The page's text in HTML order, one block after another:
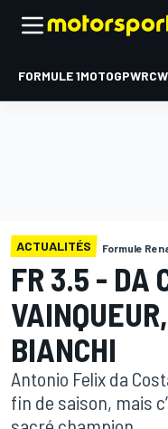
FORMULE 1MOTOGPWRC
ACTUALITÉS Formule
FR 3.5 - DA
BIANCHI
Antonio Felix da
fin de saison, mais